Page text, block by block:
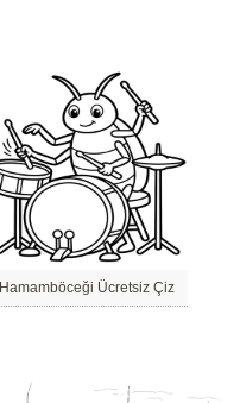
Hamamböceği Ücretsiz Çiz